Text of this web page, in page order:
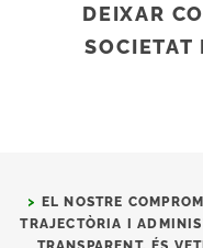
DEIXAR
SOCIETAT
>
EL NOSTRE
TRAJECTÒRIA I